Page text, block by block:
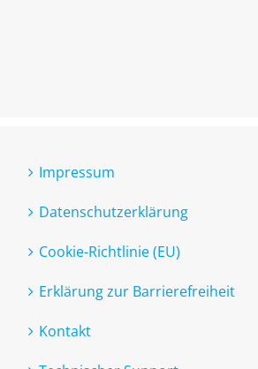
Impressum
Datenschutzerklärung
Cookie-Richtlinie (EU)
Erklärung zur Barrierefreiheit
Kontakt